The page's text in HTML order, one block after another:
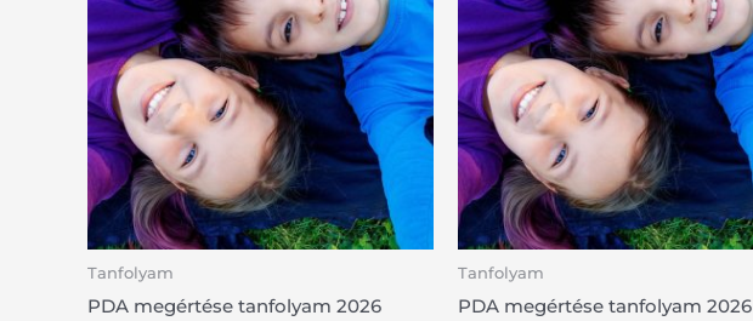
Tanfolyam
PDA megértése tanfolyam 2026
Tanfolyam
PDA megértése tanfolyam 2026